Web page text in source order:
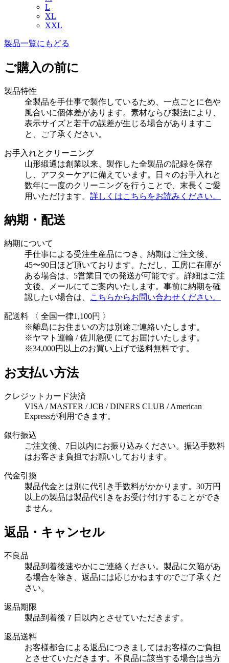
L
XL
XXL
製品一覧にもどる
ご購入の前に
製品特性
全製品を手仕事で製作しているため、一点ごとに色や
風合いに個体差があります。素材ならび製法により、
表示サイズと若干の誤差が生じる場合がありますこ
と、ご了承ください。
お手入れとクリーニング
山形緞通は創業以来、製作した全製品の記録を保存
し、アフターケアに備えています。日々のお手入れと
数年に一度のクリーニングを行うことで、末長くご愛
用いただけます。 詳しくはこちらをお読みください。
納期・配送
納期について
手仕事による受注生産品につき、納期はご注文後、
45〜90日ほど頂いております。ただし、工房に在庫が
ある場合は、5営業日での発送が可能です。詳細はご注
文後、メールにてご案内いたします。事前に納期を確
認したい場合は、
こちらからお問い合わせください。
配送料
〈 全国一律1,100円 〉
※離島にお住まいの方は別途ご連絡いたします。
※ヤマト運輸 / 佐川急便 にてお届けいたします。
※34,000円以上のお買い上げで送料無料です。
お支払い方法
クレジットカード決済
VISA / MASTER / JCB / DINERS CLUB / American
Expressが利用できます。
銀行振込
ご注文後、7日以内にお振り込みください。振込手数料
はお客さま負担でお願いしております。
代金引換
製品代金とは別に代引き手数料がかかります。30万円
以上の製品は製品代引きをお受け付けすることができ
ません。
返品・キャンセル
不良品
製品到着後速やかにご連絡ください。製品に欠陥があ
る場合を除き、返品には応じかねますのでご了承くだ
さい。
返品期限
製品到着後７日以内とさせていただきます。
返品送料
お客様都合による返品につきましてはお客様のご負担
とさせていただきます。不良品に該当する場合は当方